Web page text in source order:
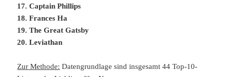
17. Captain Phillips
18. Frances Ha
19. The Great Gatsby
20. Leviathan
Zur Methode: Datengrundlage sind insgesamt 44 Top-10-